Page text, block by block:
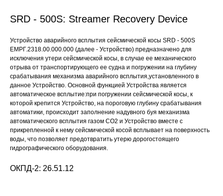
SRD - 500S: Streamer Recovery Device
Устройство аварийного всплытия сейсмической косы SRD - 500S
ЕМРГ.2318.00.000.000 (далее - Устройство) предназначено для
исключения утери сейсмической косы, в случае ее механического
отрыва от транспортирующего ее судна и погружении на глубину
срабатывания механизма аварийного всплытия,установленного в
данное Устройство. Основной функцией Устройства является
автоматическое всплытие:при погружении сейсмической косы, к
которой крепится Устройство, на пороговую глубину срабатывания
автоматики, происходит заполнение надувного буя механизма
автоматического всплытия газом СО2 и Устройство вместе с
прикрепленной к нему сейсмической косой всплывает на поверхность
воды, что позволяет предотвратить утерю дорогостоящего
гидрографического оборудования.
ОКПД-2: 26.51.12